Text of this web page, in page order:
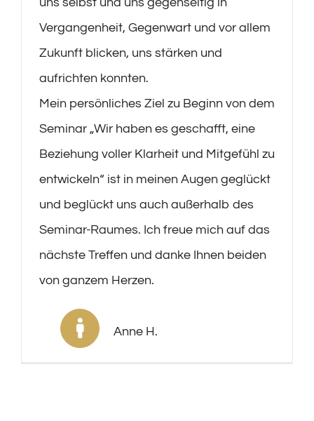
Vergangenheit, Gegenwart und vor allem
Zukunft blicken, uns stärken und
aufrichten konnten.
Mein persönliches Ziel zu Beginn von dem
Seminar „Wir haben es geschafft, eine
Beziehung voller Klarheit und Mitgefühl zu
entwickeln“ ist in meinen Augen geglückt
und beglückt uns auch außerhalb des
Seminar-Raumes. Ich freue mich auf das
nächste Treffen und danke Ihnen beiden
von ganzem Herzen.
Anne H.